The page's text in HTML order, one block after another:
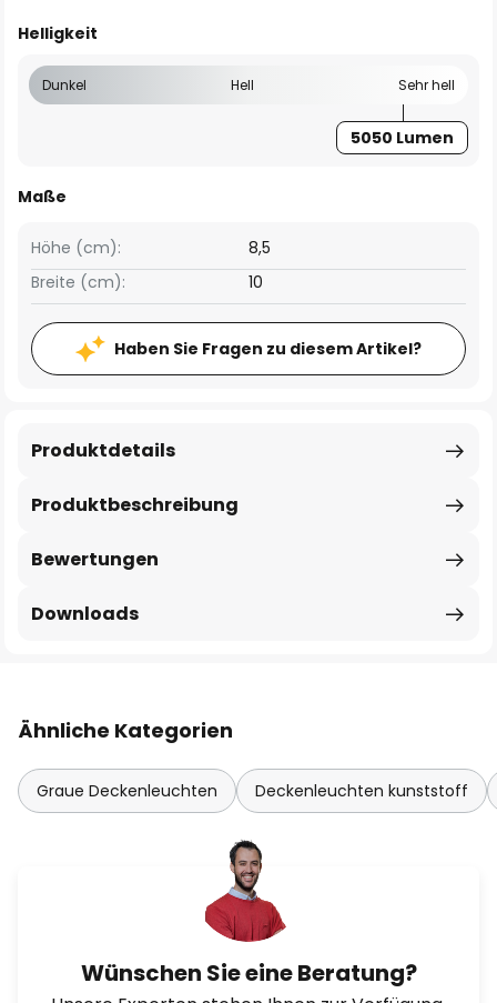
Helligkeit
Dunkel Hell Sehr hell
5050 Lumen
Maße
Breite (cm): 10
Höhe (cm): 8,5
Haben Sie Fragen zu diesem Artikel?
Produktbeschreibung
Produktdetails
Bewertungen
Downloads
Ähnliche Kategorien
Graue Deckenleuchten Deckenleuchten kunststoff
Wünschen Sie eine Beratung?